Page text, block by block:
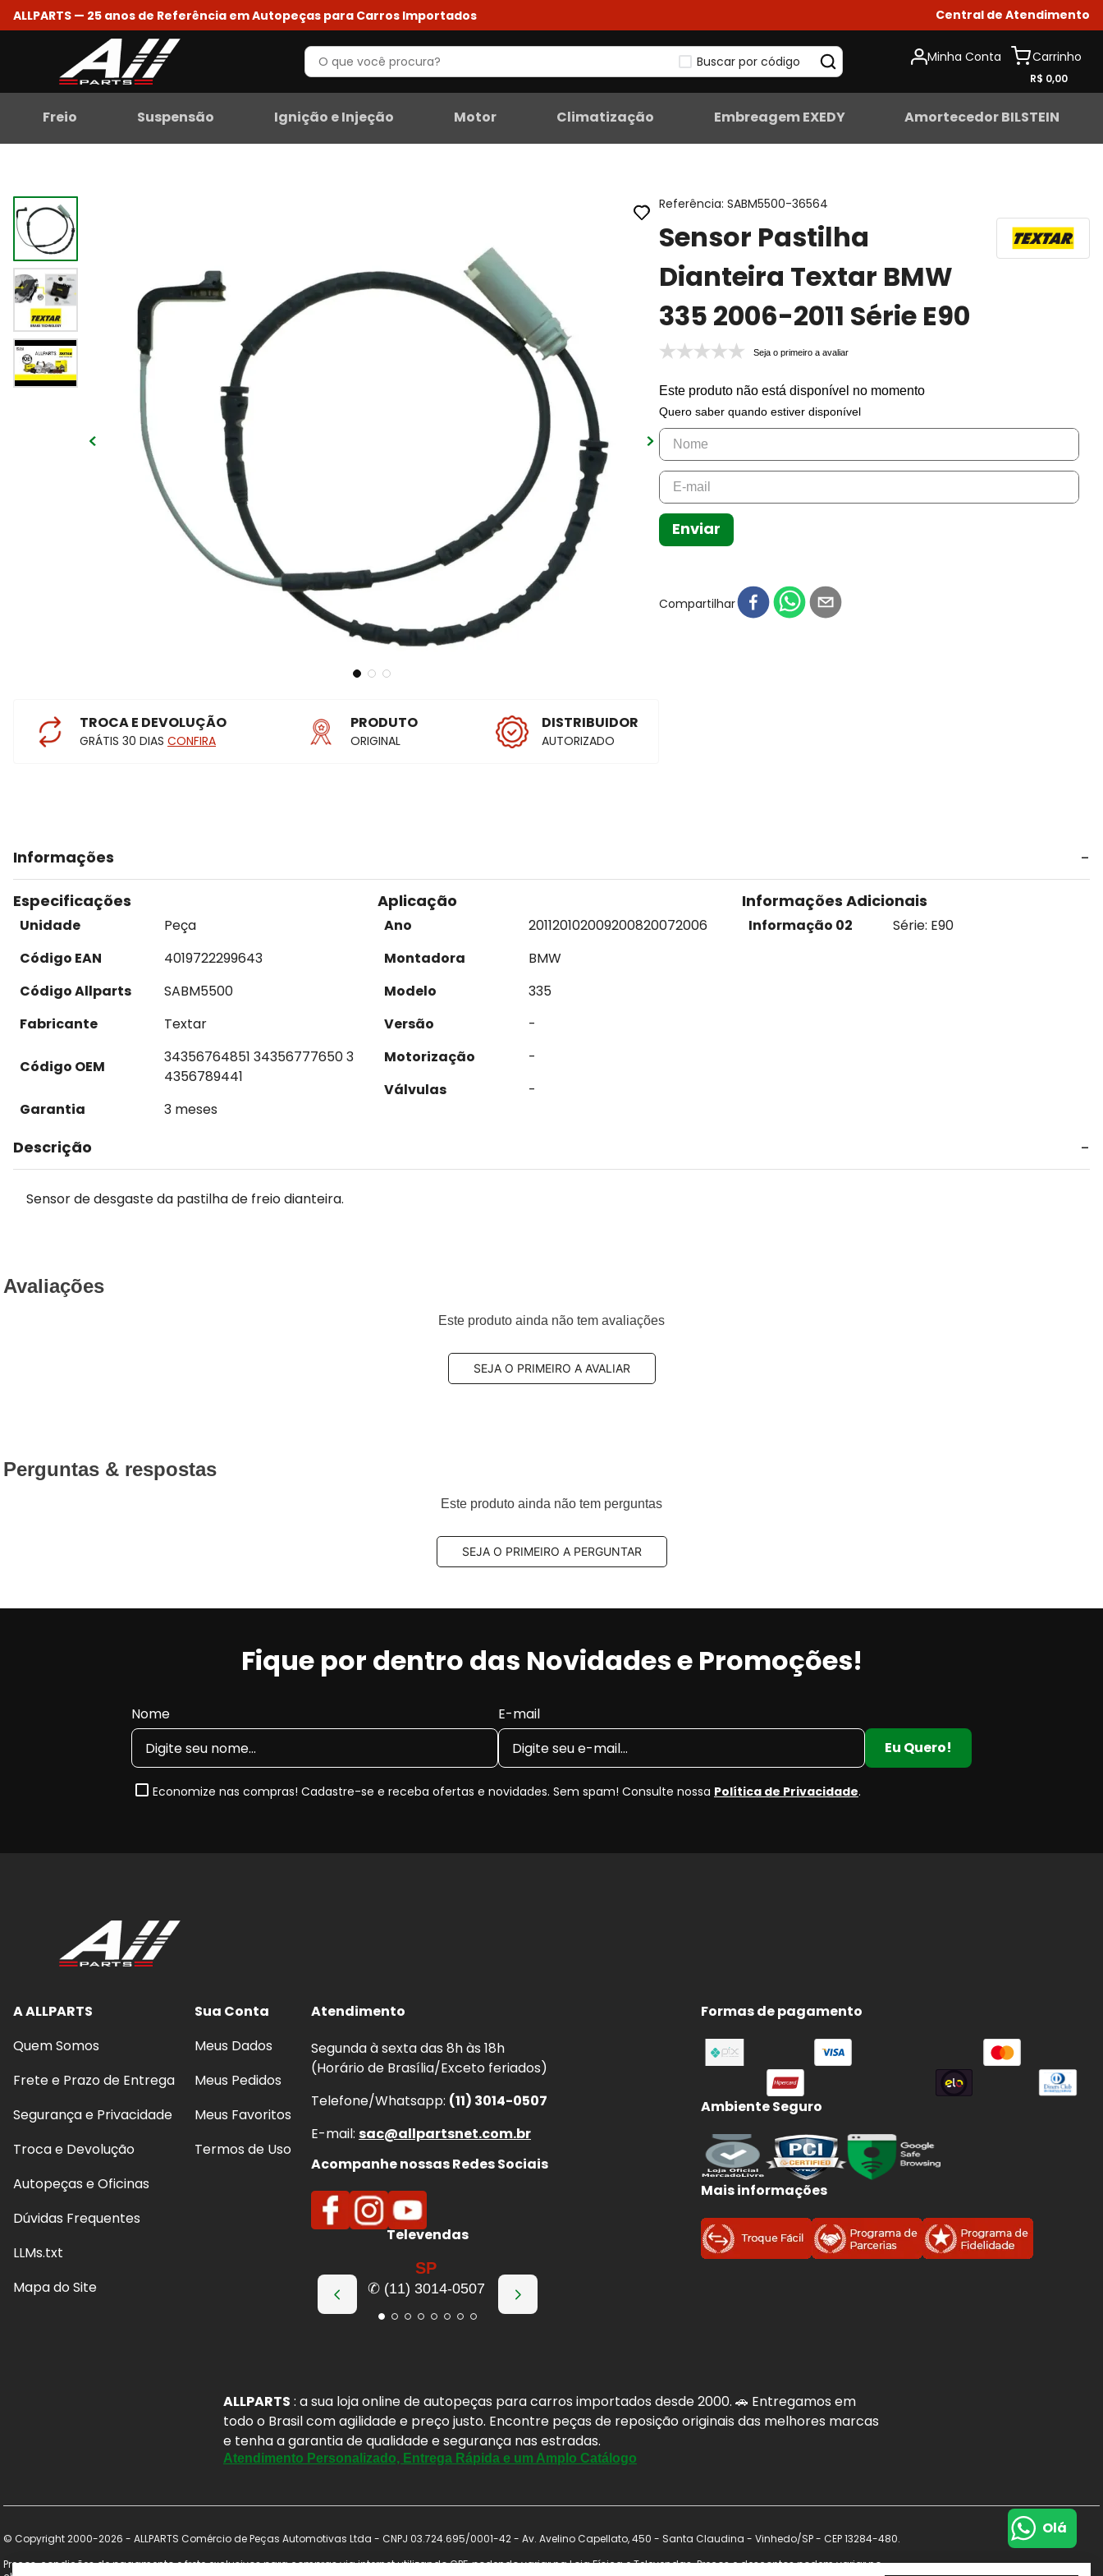
ALLPARTS — 25 anos de Referência em Autopeças para Carros Importados Central de Atendimento
Buscar por código Minha Conta
R$ 0,00
Freio Suspensão Ignição e Injeção Motor Climatização Embreagem EXEDY Amortecedor BILSTEIN
Olá
TROCA E DEVOLUÇÃO
GRÁTIS 30 DIAS CONFIRA
PRODUTO
ORIGINAL
DISTRIBUIDOR
AUTORIZADO
Referência:SABM5500-36564
Sensor Pastilha
Dianteira Textar BMW
335 2006-2011 Série E90
Seja o primeiro a avaliar
Este produto não está disponível no momento
Quero saber quando estiver disponível
Enviar
Compartilhar
Informações
Especificações
Unidade
Peça
Código EAN
4019722299643
Código Allparts
SABM5500
Fabricante
Textar
Código OEM
34356764851 34356777650 3
4356789441
Garantia
3 meses
Aplicação
Ano 201120102009200820072006
Montadora
BMW
Modelo
335
Versão
-
Motorização
-
Válvulas
-
Informações Adicionais
Informação 02 Série: E90
Descrição
Sensor de desgaste da pastilha de freio dianteira.
Avaliações
Este produto ainda não tem avaliações
SEJA O PRIMEIRO A AVALIAR
Perguntas & respostas
Este produto ainda não tem perguntas
SEJA O PRIMEIRO A PERGUNTAR
Fique por dentro das Novidades e Promoções!
Nome
E-mail
Eu Quero!
Economize nas compras! Cadastre-se e receba ofertas e novidades. Sem spam! Consulte nossa Política de Privacidade.
A ALLPARTS
Quem Somos
Frete e Prazo de Entrega
Segurança e Privacidade
Troca e Devolução
Autopeças e Oficinas
Dúvidas Frequentes
LLMs.txt
Mapa do Site
Sua Conta
Meus Dados
Meus Pedidos
Meus Favoritos
Termos de Uso
Atendimento
Segunda à sexta das 8h às 18h
(Horário de Brasília/Exceto feriados)
Telefone/Whatsapp: (11) 3014-0507
E-mail: sac@allpartsnet.com.br
Acompanhe nossas Redes Sociais
Televendas
SP
✆ (11) 3014-0507
Formas de pagamento
Ambiente Seguro
Mais informações
ALLPARTS : a sua loja online de autopeças para carros importados desde 2000. 🚗 Entregamos em
todo o Brasil com agilidade e preço justo. Encontre peças de reposição originais das melhores marcas
e tenha a garantia de qualidade e segurança nas estradas.
Atendimento Personalizado, Entrega Rápida e um Amplo Catálogo
© Copyright 2000-2026 - ALLPARTS Comércio de Peças Automotivas Ltda - CNPJ 03.724.695/0001-42 - Av. Avelino Capellato, 450 - Santa Claudina - Vinhedo/SP - CEP 13284-480.
Preços, condições de pagamento e frete exclusivos para compras via internet utilizando CPF, podendo variar na Loja Física e Televendas. Preços e descontos podem variar no